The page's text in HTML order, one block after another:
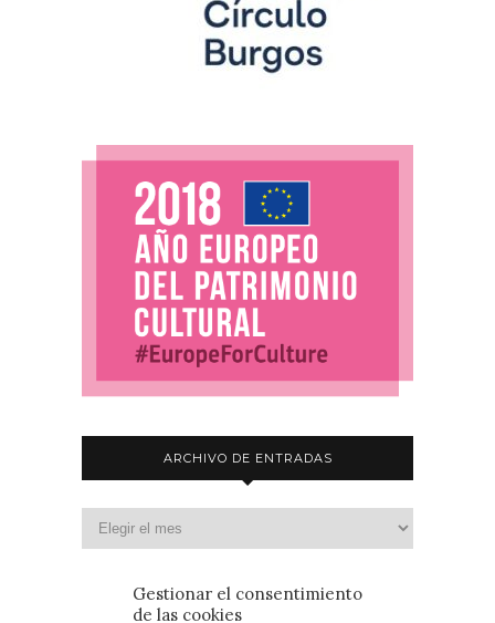
Gestionar el consentimiento
de las cookies
ARCHIVO DE ENTRADAS